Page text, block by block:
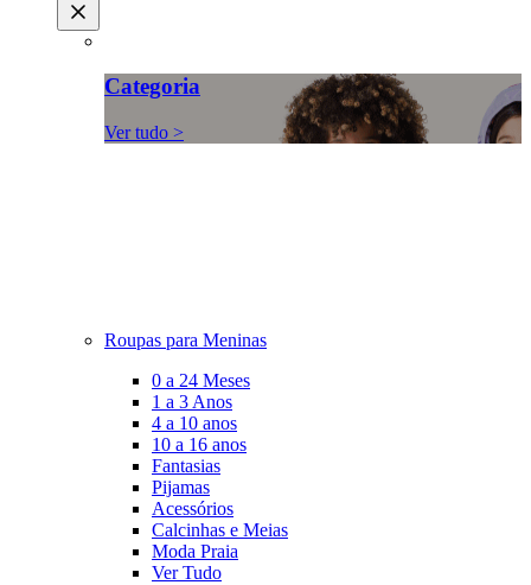
Categoria
Ver tudo >
Roupas para Meninas
0 a 24 Meses
1 a 3 Anos
4 a 10 anos
10 a 16 anos
Fantasias
Pijamas
Acessórios
Calcinhas e Meias
Moda Praia
Ver Tudo